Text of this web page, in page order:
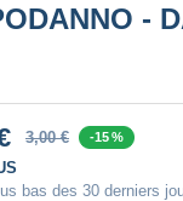
-
3,00 € -15 %
bas des 30 derniers